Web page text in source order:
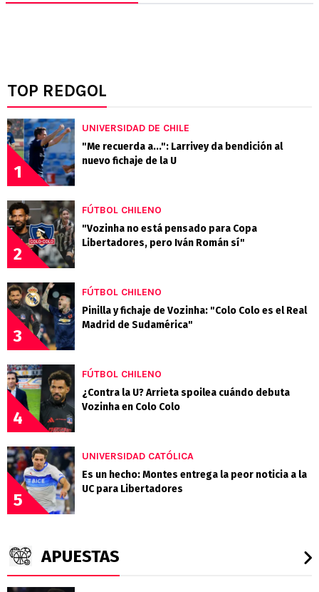
TOP REDGOL
1
UNIVERSIDAD DE CHILE
"Me recuerda a...": Larrivey da bendición al
nuevo fichaje de la U
2
FÚTBOL CHILENO
"Vozinha no está pensado para Copa
Libertadores, pero Iván Román sí"
3
FÚTBOL CHILENO
Pinilla y fichaje de Vozinha: "Colo Colo es el Real
Madrid de Sudamérica"
4
FÚTBOL CHILENO
¿Contra la U? Arrieta spoilea cuándo debuta
Vozinha en Colo Colo
5
UNIVERSIDAD CATÓLICA
Es un hecho: Montes entrega la peor noticia a la
UC para Libertadores
APUESTAS